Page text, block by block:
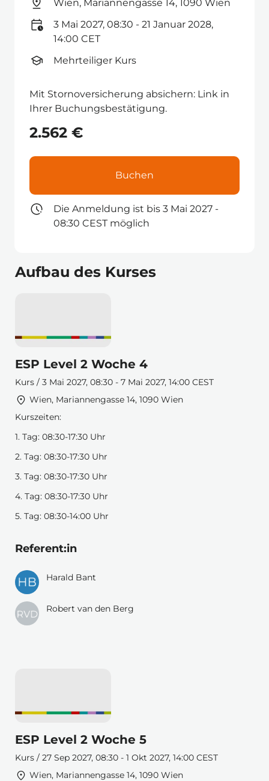
Wien, Mariannengasse 14, 1090 Wien
3 Mai 2027, 08:30 - 21 Januar 2028,
14:00 CET
Mehrteiliger Kurs
Mit Stornoversicherung absichern: Link in
Ihrer Buchungsbestätigung.
2.562 €
Buchen
Die Anmeldung ist bis 3 Mai 2027 -
08:30 CEST möglich
Aufbau des Kurses
ESP Level 2 Woche 4
Kurs / 3 Mai 2027, 08:30 - 7 Mai 2027, 14:00 CEST
Wien, Mariannengasse 14, 1090 Wien
Kurszeiten:
1. Tag: 08:30-17:30 Uhr
2. Tag: 08:30-17:30 Uhr
3. Tag: 08:30-17:30 Uhr
4. Tag: 08:30-17:30 Uhr
5. Tag: 08:30-14:00 Uhr
Referent:in
Harald Bant
Robert van den Berg
ESP Level 2 Woche 5
Kurs / 27 Sep 2027, 08:30 - 1 Okt 2027, 14:00 CEST
Wien, Mariannengasse 14, 1090 Wien